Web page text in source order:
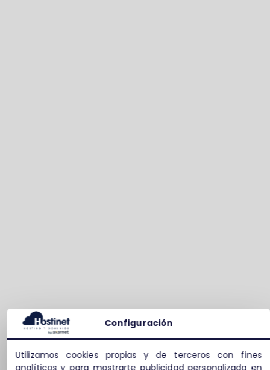
Configuración
Utilizamos cookies propias y de terceros con fines
analíticos y para mostrarte publicidad personalizada en